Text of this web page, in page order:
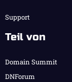
Support
Teil von
Domain Summit
DNForum